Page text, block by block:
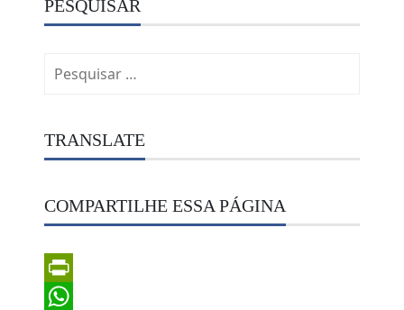
PESQUISAR
por:
TRANSLATE
COMPARTILHE ESSA PÁGINA
PrintFriendly